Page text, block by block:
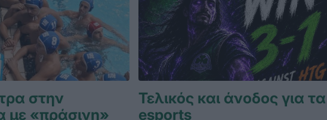
στην
με «πράσινη»
Τελικός και άνοδος για τα
esports